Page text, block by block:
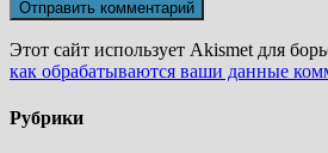
Этот сайт использует Akismet для
как обрабатываются ваши данные
Рубрики